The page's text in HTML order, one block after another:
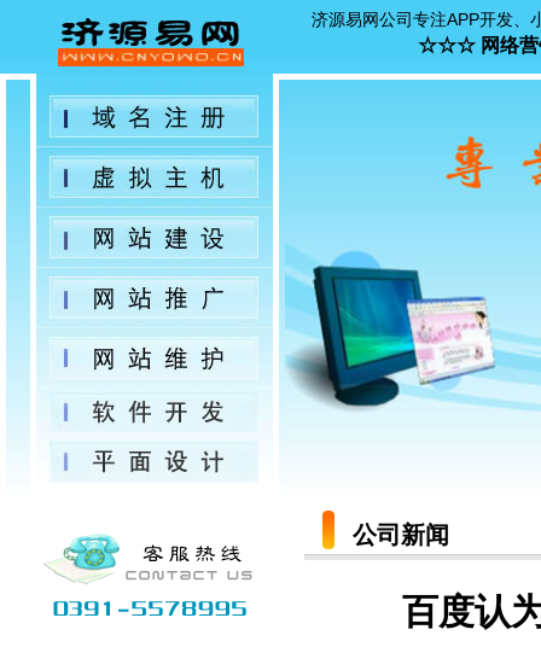
济源易网公司专注APP开发、
☆☆☆ 网络营
公司新闻
百度认